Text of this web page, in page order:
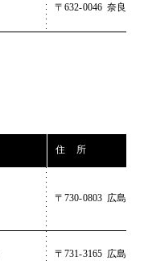
〒632-0046 奈良県
住 所
〒730-0803 広島県
〒731-3165 広島県